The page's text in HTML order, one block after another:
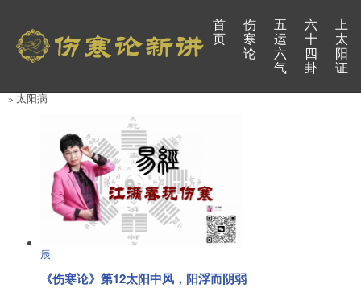
首
页
伤
寒
论
五
运
六
气
六
十
四
卦
上
太
阳
证
» 太阳病
辰
《伤寒论》第12太阳中风，阳浮而阴弱